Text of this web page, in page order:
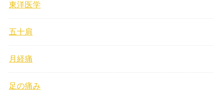
東洋医学
五十肩
月経痛
足の痛み